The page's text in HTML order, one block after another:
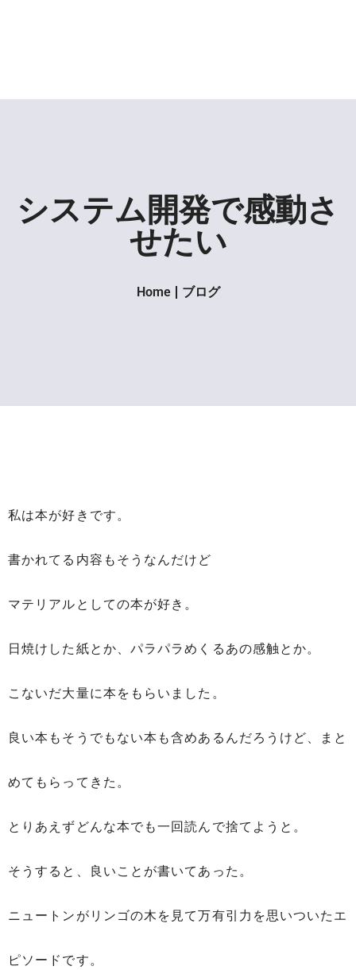
システム開発で感動さ
せたい
Home ブログ
私は本が好きです。
書かれてる内容もそうなんだけど
マテリアルとしての本が好き。
日焼けした紙とか、パラパラめくるあの感触とか。
こないだ大量に本をもらいました。
良い本もそうでもない本も含めあるんだろうけど、まと
めてもらってきた。
とりあえずどんな本でも一回読んで捨てようと。
そうすると、良いことが書いてあった。
ニュートンがリンゴの木を見て万有引力を思いついたエ
ピソードです。